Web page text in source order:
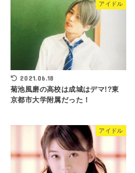
アイドル
2021.06.18
菊池風磨の高校は成城はデマ!?東
京都市大学附属だった！
アイドル